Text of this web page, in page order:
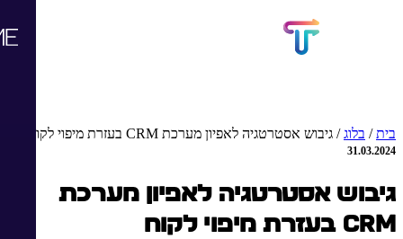
בית/ בלוג/ גיבוש אסטרטגיה לאפיון מערכת CRM בעזרת מיפוי לקוח
31.03.2024
גיבוש אסטרטגיה לאפיון מערכת
CRM בעזרת מיפוי לקוח